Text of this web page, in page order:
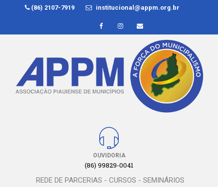
(86) 2107-7919 institucional@appm.org.br
OUVIDORIA
(86) 99829-0041
REDE DE PARCERIAS - CURSOS - SEMINÁRIOS